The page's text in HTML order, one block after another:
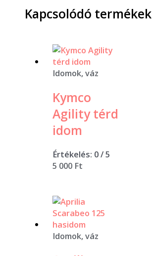
Kapcsolódó termékek
Idomok, váz
Kymco
Agility térd
idom
Értékelés: 0/ 5
5 000 Ft
Idomok, váz